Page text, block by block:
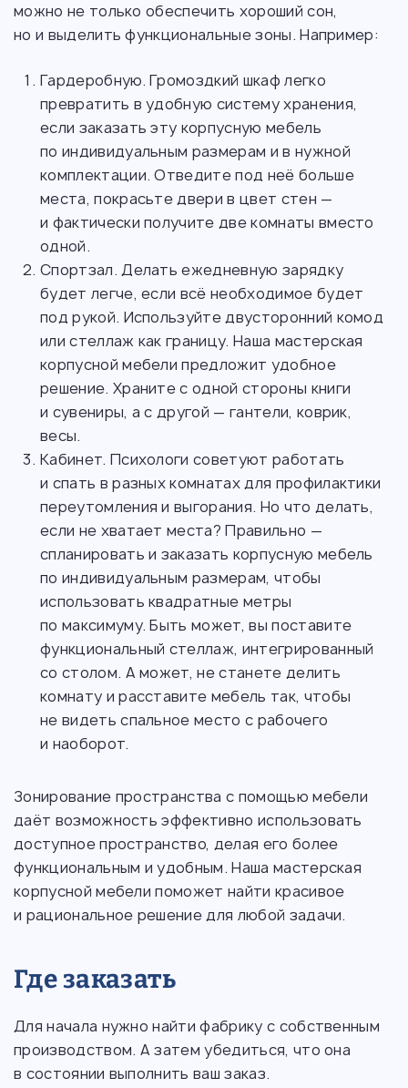
можно не только обеспечить хороший сон,
но и выделить функциональные зоны. Например:
Гардеробную. Громоздкий шкаф легко
превратить в удобную систему хранения,
если заказать эту корпусную мебель
по индивидуальным размерам и в нужной
комплектации. Отведите под неё больше
места, покрасьте двери в цвет стен —
и фактически получите две комнаты вместо
одной.
Спортзал. Делать ежедневную зарядку
будет легче, если всё необходимое будет
под рукой. Используйте двусторонний комод
или стеллаж как границу. Наша мастерская
корпусной мебели предложит удобное
решение. Храните с одной стороны книги
и сувениры, а с другой — гантели, коврик,
весы.
Кабинет. Психологи советуют работать
и спать в разных комнатах для профилактики
переутомления и выгорания. Но что делать,
если не хватает места? Правильно —
спланировать и заказать корпусную мебель
по индивидуальным размерам, чтобы
использовать квадратные метры
по максимуму. Быть может, вы поставите
функциональный стеллаж, интегрированный
со столом. А может, не станете делить
комнату и расставите мебель так, чтобы
не видеть спальное место с рабочего
и наоборот.
Зонирование пространства с помощью мебели
даёт возможность эффективно использовать
доступное пространство, делая его более
функциональным и удобным. Наша мастерская
корпусной мебели поможет найти красивое
и рациональное решение для любой задачи.
Где заказать
Для начала нужно найти фабрику с собственным
производством. А затем убедиться, что она
в состоянии выполнить ваш заказ.